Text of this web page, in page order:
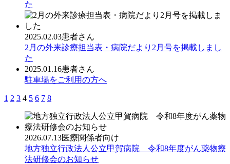
た
2025.02.03患者さん
2月の外来診療担当表・病院だより2月号を掲載しまし
た
2025.01.16患者さん
駐車場をご利用の方へ
1 2 3 4 5 6 7 8
2026.07.13医療関係者向け
地方独立行政法人公立甲賀病院 令和8年度がん薬物療
法研修会のお知らせ